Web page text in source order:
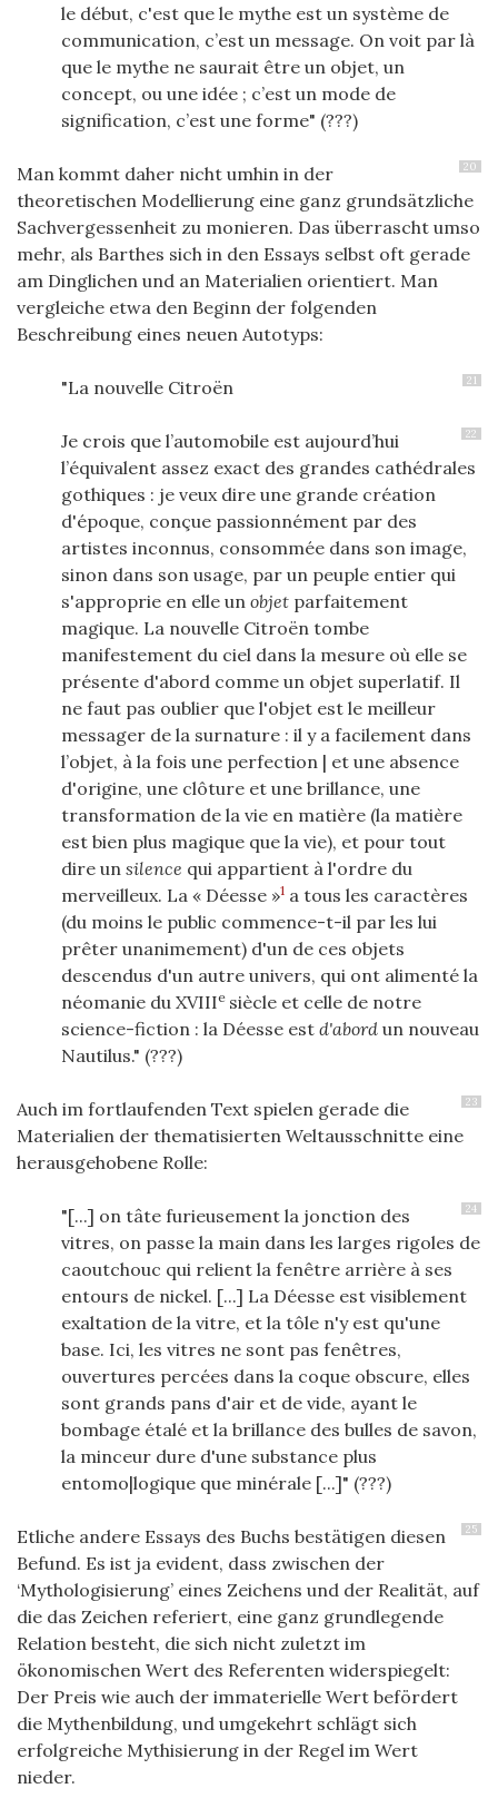
le début, c'est que le mythe est un système de
communication, c’est un message. On voit par là
que le mythe ne saurait être un objet, un
concept, ou une idée ; c’est un mode de
signification, c’est une forme" (???)
20
Man kommt daher nicht umhin in der
theoretischen Modellierung eine ganz grundsätzliche
Sachvergessenheit zu monieren. Das überrascht umso
mehr, als Barthes sich in den Essays selbst oft gerade
am Dinglichen und an Materialien orientiert. Man
vergleiche etwa den Beginn der folgenden
Beschreibung eines neuen Autotyps:
21
"La nouvelle Citroën
22
Je crois que l’automobile est aujourd’hui
l’équivalent assez exact des grandes cathédrales
gothiques : je veux dire une grande création
d'époque, conçue passionnément par des
artistes inconnus, consommée dans son image,
sinon dans son usage, par un peuple entier qui
s'approprie en elle un objet parfaitement
magique. La nouvelle Citroën tombe
manifestement du ciel dans la mesure où elle se
présente d'abord comme un objet superlatif. Il
ne faut pas oublier que l'objet est le meilleur
messager de la surnature : il y a facilement dans
l’objet, à la fois une perfection | et une absence
d'origine, une clôture et une brillance, une
transformation de la vie en matière (la matière
est bien plus magique que la vie), et pour tout
dire un silence qui appartient à l'ordre du
merveilleux. La « Déesse »1 a tous les caractères
(du moins le public commence-t-il par les lui
prêter unanimement) d'un de ces objets
descendus d'un autre univers, qui ont alimenté la
néomanie du XVIIIe siècle et celle de notre
science-fiction : la Déesse est d'abord un nouveau
Nautilus." (???)
23
Auch im fortlaufenden Text spielen gerade die
Materialien der thematisierten Weltausschnitte eine
herausgehobene Rolle:
24
"[...] on tâte furieusement la jonction des
vitres, on passe la main dans les larges rigoles de
caoutchouc qui relient la fenêtre arrière à ses
entours de nickel. [...] La Déesse est visiblement
exaltation de la vitre, et la tôle n'y est qu'une
base. Ici, les vitres ne sont pas fenêtres,
ouvertures percées dans la coque obscure, elles
sont grands pans d'air et de vide, ayant le
bombage étalé et la brillance des bulles de savon,
la minceur dure d'une substance plus
entomo|logique que minérale [...]" (???)
25
Etliche andere Essays des Buchs bestätigen diesen
Befund. Es ist ja evident, dass zwischen der
‘Mythologisierung’ eines Zeichens und der Realität, auf
die das Zeichen referiert, eine ganz grundlegende
Relation besteht, die sich nicht zuletzt im
ökonomischen Wert des Referenten widerspiegelt:
Der Preis wie auch der immaterielle Wert befördert
die Mythenbildung, und umgekehrt schlägt sich
erfolgreiche Mythisierung in der Regel im Wert
nieder.